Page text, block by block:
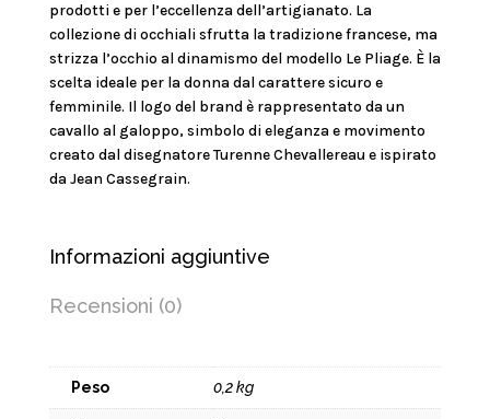
prodotti e per l’eccellenza dell’artigianato. La
collezione di occhiali sfrutta la tradizione francese, ma
strizza l’occhio al dinamismo del modello Le Pliage. È la
scelta ideale per la donna dal carattere sicuro e
femminile. Il logo del brand è rappresentato da un
cavallo al galoppo, simbolo di eleganza e movimento
creato dal disegnatore Turenne Chevallereau e ispirato
da Jean Cassegrain.
Informazioni aggiuntive
Recensioni (0)
Peso 0,2 kg